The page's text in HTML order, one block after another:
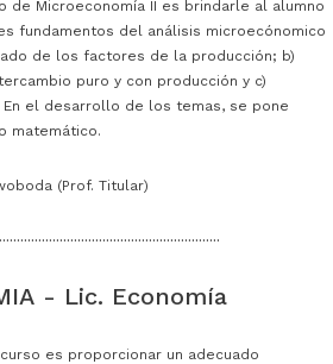
de Microeconomía II es brindarle al alumno
fundamentos del análisis microecónomico
de los factores de la producción; b)
puro y con producción y c)
el desarrollo de los temas, se pone
matemático.
(Prof. Titular)
- Lic. Economía
es proporcionar un adecuado